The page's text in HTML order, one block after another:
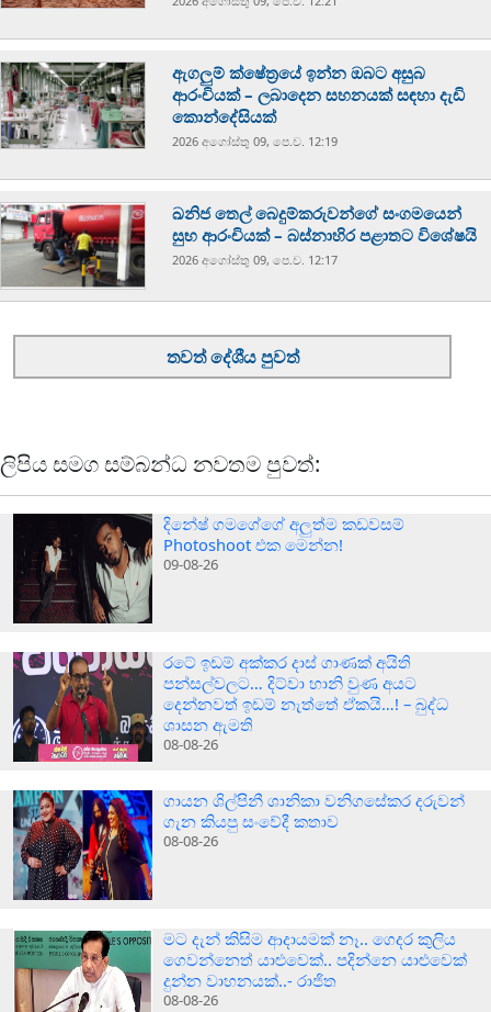
ඇගලුම් ක්ෂේත්‍රයේ ඉන්න ඔබට අසුබ
ආරංචියක් – ලබාදෙන සහනයක් සඳහා දැඩි
කොන්දේසියක්
2026 අගෝස්‍තු 09, පෙ.ව. 12:19
ඛනිජ තෙල් බෙදුම්කරුවන්ගේ සංගමයෙන්
සුභ ආරංචියක් – බස්නාහිර පළාතට විශේෂයි
2026 අගෝස්‍තු 09, පෙ.ව. 12:17
තවත් දේශීය පුවත්
ලිපිය සමග සම්බන්ධ නවතම පුවත්:
දිනේෂ් ගමගේගේ අලුත්ම කඩවසම්
Photoshoot එක මෙන්න!
09-08-26
රටේ ඉඩම් අක්කර දාස් ගාණක් අයිති
පන්සල්වලට… දිට්වා හානි වුණ අයට
දෙන්නවත් ඉඩම් නැත්තේ ඒකයි…! – බුද්ධ
ශාසන ඇමති
08-08-26
ගායන ශිල්පිනී ශානිකා වනිගසේකර දරුවන්
ගැන කියපු සංවේදී කතාව
08-08-26
මට දැන් කිසිම ආදායමක් නෑ.. ගෙදර කුලිය
ගෙවන්නෙත් යාළුවෙක්.. පදින්නෙ යාළුවෙක්
දුන්න වාහනයක්..- රාජිත
08-08-26